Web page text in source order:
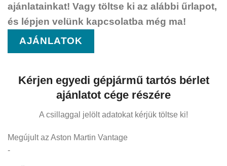
ajánlatainkat! Vagy töltse ki az alábbi űrlapot,
és lépjen velünk kapcsolatba még ma!
AJÁNLATOK
Kérjen egyedi gépjármű tartós bérlet
ajánlatot cége részére
A csillaggal jelölt adatokat kérjük töltse ki!
Megújult az Aston Martin Vantage
-